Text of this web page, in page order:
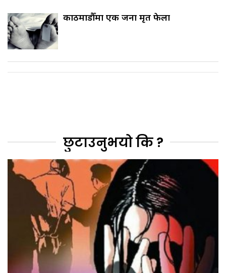
काठमाडौँमा एक जना मृत फेला
छुटाउनुभयो कि ?